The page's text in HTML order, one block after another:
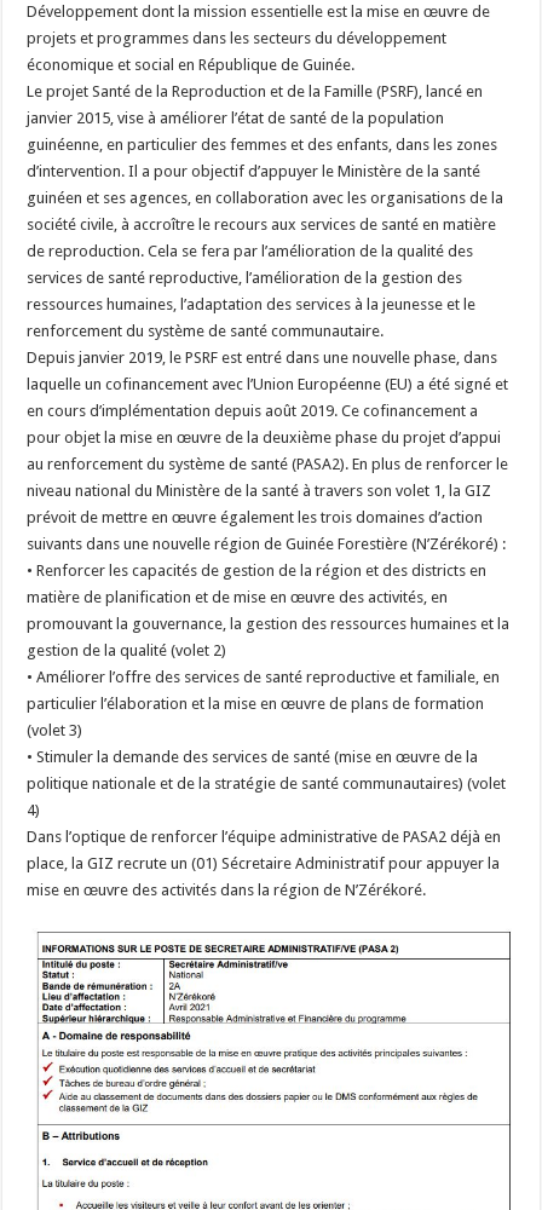
Développement dont la mission essentielle est la mise en œuvre de
projets et programmes dans les secteurs du développement
économique et social en République de Guinée.
Le projet Santé de la Reproduction et de la Famille (PSRF), lancé en
janvier 2015, vise à améliorer l’état de santé de la population
guinéenne, en particulier des femmes et des enfants, dans les zones
d’intervention. Il a pour objectif d’appuyer le Ministère de la santé
guinéen et ses agences, en collaboration avec les organisations de la
société civile, à accroître le recours aux services de santé en matière
de reproduction. Cela se fera par l’amélioration de la qualité des
services de santé reproductive, l’amélioration de la gestion des
ressources humaines, l’adaptation des services à la jeunesse et le
renforcement du système de santé communautaire.
Depuis janvier 2019, le PSRF est entré dans une nouvelle phase, dans
laquelle un cofinancement avec l’Union Européenne (EU) a été signé et
en cours d’implémentation depuis août 2019. Ce cofinancement a
pour objet la mise en œuvre de la deuxième phase du projet d’appui
au renforcement du système de santé (PASA2). En plus de renforcer le
niveau national du Ministère de la santé à travers son volet 1, la GIZ
prévoit de mettre en œuvre également les trois domaines d’action
suivants dans une nouvelle région de Guinée Forestière (N’Zérékoré) :
• Renforcer les capacités de gestion de la région et des districts en
matière de planification et de mise en œuvre des activités, en
promouvant la gouvernance, la gestion des ressources humaines et la
gestion de la qualité (volet 2)
• Améliorer l’offre des services de santé reproductive et familiale, en
particulier l’élaboration et la mise en œuvre de plans de formation
(volet 3)
• Stimuler la demande des services de santé (mise en œuvre de la
politique nationale et de la stratégie de santé communautaires) (volet
4)
Dans l’optique de renforcer l’équipe administrative de PASA2 déjà en
place, la GIZ recrute un (01) Sécretaire Administratif pour appuyer la
mise en œuvre des activités dans la région de N’Zérékoré.